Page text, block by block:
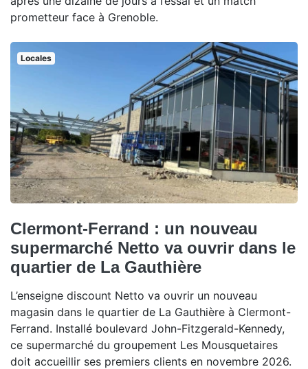
prometteur face à Grenoble.
Locales
Clermont-Ferrand : un nouveau
supermarché Netto va ouvrir dans le
quartier de La Gauthière
L’enseigne discount Netto va ouvrir un nouveau
magasin dans le quartier de La Gauthière à Clermont-
Ferrand. Installé boulevard John-Fitzgerald-Kennedy,
ce supermarché du groupement Les Mousquetaires
doit accueillir ses premiers clients en novembre 2026.